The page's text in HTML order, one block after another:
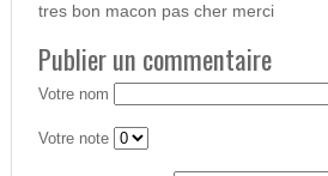
tres bon macon pas cher merci
Publier un commentaire
Votre nom
Votre note